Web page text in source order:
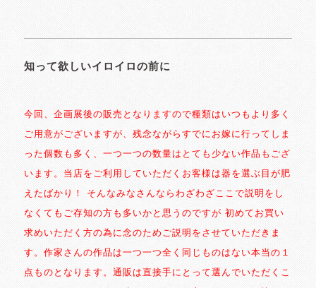
知って欲しいイロイロの前に
今回、企画展後の販売となりますので種類はいつもより多く
ご用意がございますが、残念ながらすでにお嫁に行ってしま
った個数も多く、一つ一つの数量はとても少ない作品もござ
います。当店をご利用していただくお客様は器を選ぶ目が肥
えたばかり！ そんなみなさんならわざわざここで説明をし
なくてもご存知の方も多いかと思うのですが 初めてお買い
求めいただく方の為に念のためご説明をさせていただきま
す。作家さんの作品は一つ一つ全く同じものはない本当の１
点ものとなります。通販は直接手にとって選んでいただくこ